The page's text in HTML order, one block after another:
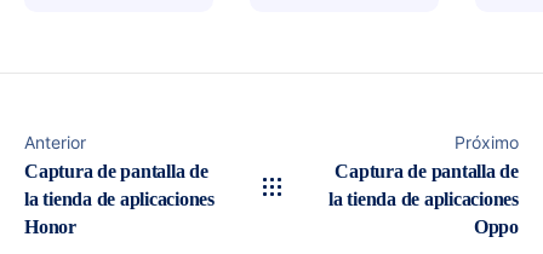
Anterior
Captura de pantalla de
la tienda de aplicaciones
Honor
Próximo
Captura de pantalla de
la tienda de aplicaciones
Oppo